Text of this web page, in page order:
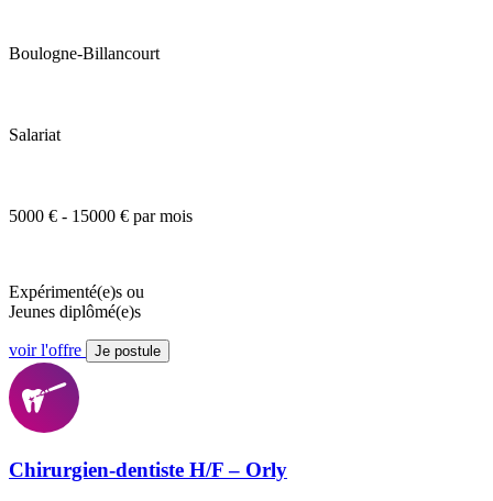
Boulogne-Billancourt
Salariat
5000 € - 15000 € par mois
Expérimenté(e)s ou
Jeunes diplômé(e)s
voir l'offre Je postule
Chirurgien-dentiste H/F – Orly